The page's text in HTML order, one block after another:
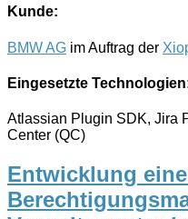
Kunde:
BMW AG im Auftrag der
Eingesetzte
Atlassian Plugin SDK, Jira
Center (QC)
Entwicklung